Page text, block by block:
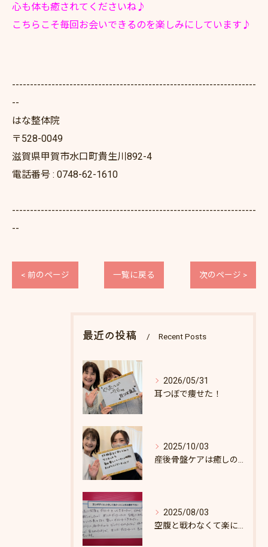
心も体も癒されてくださいね♪
こちらこそ毎回お会いできるのを楽しみにしています♪
--------------------------------------------------------------------
--
はな整体院
〒528-0049
滋賀県甲賀市水口町貴生川892-4
電話番号 : 0748-62-1610
--------------------------------------------------------------------
--
< 前のページ 一覧に戻る 次のページ >
最近の投稿 Recent Posts
2026/05/31
耳つぼで痩せた！
2025/10/03
2025/08/03